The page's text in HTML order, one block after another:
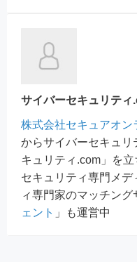
サイバーセキュリティ
株式会社セキュアオン
からサイバーセキュリ
キュリティ.com」を
セキュリティ専門メ
ィ専門家のマッチング
ェント 」も運営中